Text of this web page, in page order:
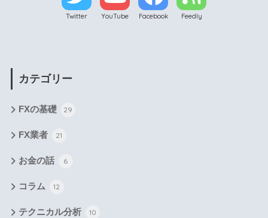
Twitter YouTube Facebook Feedly
カテゴリー
FXの基礎 29
FX業者 21
お金の話 6
コラム 12
テクニカル分析 10